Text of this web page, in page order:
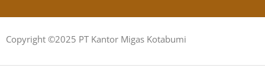
Copyright ©2025 PT Kantor Migas Kotabumi